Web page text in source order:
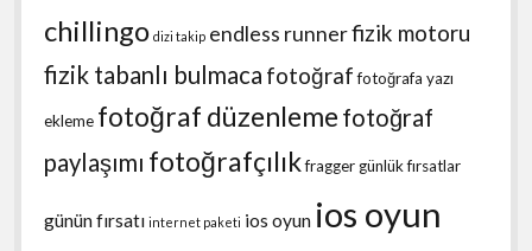
chillingo dizi takip endless runnerfizik motoru
fizik tabanlı bulmaca fotoğraf fotoğrafa yazı
ekleme fotoğraf düzenleme fotoğraf
paylaşımı fotoğrafçılıkfraggergünlük fırsatlar
günün fırsatı internet paketi ios oyun ios oyun